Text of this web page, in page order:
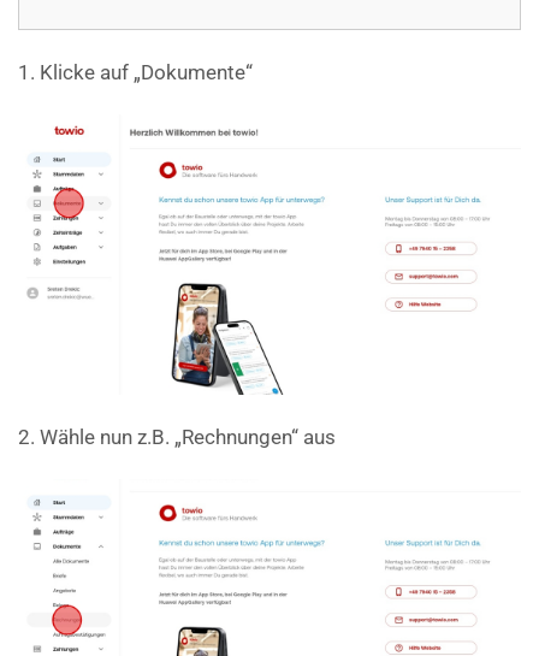
1. Klicke auf „Dokumente“
2. Wähle nun z.B. „Rechnungen“ aus